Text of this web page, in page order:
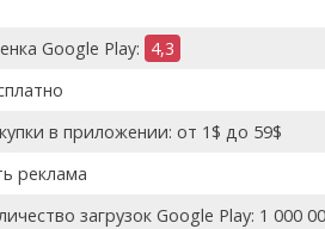
Google Play: 4,3
в приложении: от 1$ до 59$
реклама
загрузок Google Play: 1 000